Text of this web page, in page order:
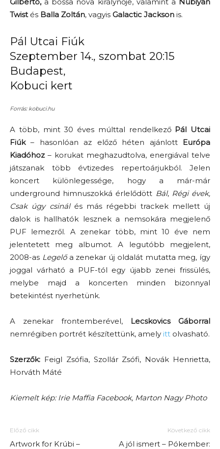
Twistés Balla Zoltán, vagyis Galactic Jackson is.
Pál Utcai Fiúk
Szeptember 14., szombat 20:15
Budapest,
Kobuci kert
Forrás: kobuci.hu
A több, mint 30 éves múlttal rendelkező Pál Utcai
Fiúk– hasonlóan az előző héten ajánlott Európa
Kiadóhoz– korukat meghazudtolva, energiával telve
játszanak több évtizedes repertoárjukból. Jelen
koncert különlegessége, hogy a már-már
underground himnuszokká érlelődött Bál, Régi évek,
Csak úgy csinálés más régebbi trackek mellett új
dalok is hallhatók lesznek a nemsokára megjelenő
PUF lemezről. A zenekar több, mint 10 éve nem
jelentetett meg albumot. A legutóbb megjelent,
2008-as Legelőa zenekar új oldalát mutatta meg, így
joggal várható a PUF-tól egy újabb zenei frissülés,
melybe majd a koncerten minden bizonnyal
betekintést nyerhetünk.
A zenekar frontemberével, Lecskovics Gáborral
nemrégiben portrét készítettünk, amely itt olvasható.
Szerzők: Feigl Zsófia, Szollár Zsófi, Novák Henrietta,
Horváth Máté
Kiemelt kép: Irie Maffia Facebook, Marton Nagy Photo
Előző cikk
Artwork for Krúbi –
Következő cikk
A jól ismert – Pókember: